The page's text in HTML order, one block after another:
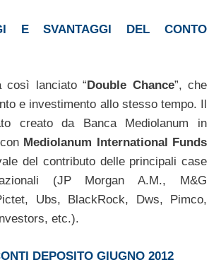
E SVANTAGGI DEL CONTO
così lanciato “ Double Chance”, che
e investimento allo stesso tempo. Il
creato da Banca Mediolanum in
Mediolanum International Funds
del contributo delle principali case
(JP Morgan A.M., M&G
Ubs, BlackRock, Dws, Pimco,
etc.).
DEPOSITO GIUGNO 2012